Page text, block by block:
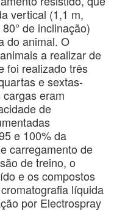
vertical (1,1 m,
de inclinação)
do animal. O
a realizar de
foi realizado três
e sextas-
eram
de
e 100% da
carregamento de
de treino, o
e os compostos
líquida
por Electrospray